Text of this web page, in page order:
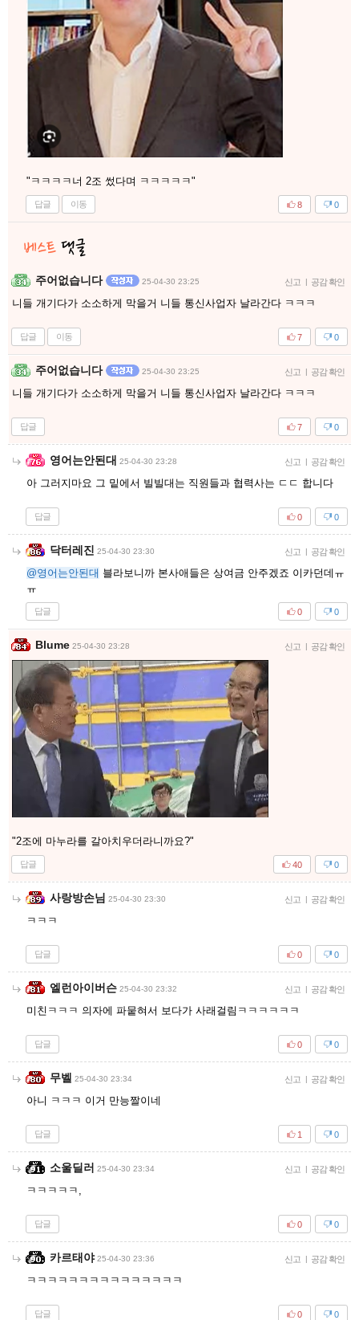
"ㅋㅋㅋㅋ너 2조 썼다며 ㅋㅋㅋㅋㅋ"
답글 이동 0
8
주어없습니다 25-04-30 23:25 신고 | 공감 확인
니들 개기다가 소소하게 막을거 니들 통신사업자 날라간다 ㅋㅋㅋ
답글 이동 0
7
주어없습니다 25-04-30 23:25 신고 | 공감 확인
니들 개기다가 소소하게 막을거 니들 통신사업자 날라간다 ㅋㅋㅋ
답글 0
7
영어는안된대 25-04-30 23:28 신고 | 공감 확인
아 그러지마요 그 밑에서 빌빌대는 직원들과 협력사는 ㄷㄷ 합니다
답글 0
0
닥터레진 25-04-30 23:30 신고 | 공감 확인
@영어는안된대 블라보니까 본사애들은 상여금 안주겠죠 이카던데ㅠ
ㅠ
답글 0
0
Blume 25-04-30 23:28 신고 | 공감 확인
"2조에 마누라를 갈아치우더라니까요?"
답글 0
40
사랑방손님 25-04-30 23:30 신고 | 공감 확인
ㅋㅋㅋ
답글 0
0
엘런아이버슨 25-04-30 23:32 신고 | 공감 확인
미친ㅋㅋㅋ 의자에 파뭍혀서 보다가 사래걸림ㅋㅋㅋㅋㅋㅋ
답글 0
0
무벨 25-04-30 23:34 신고 | 공감 확인
아니 ㅋㅋㅋ 이거 만능짤이네
답글 0
1
소울딜러 25-04-30 23:34 신고 | 공감 확인
ㅋㅋㅋㅋㅋ,
답글 0
0
카르태야 25-04-30 23:36 신고 | 공감 확인
ㅋㅋㅋㅋㅋㅋㅋㅋㅋㅋㅋㅋㅋㅋㅋ
답글 0
0